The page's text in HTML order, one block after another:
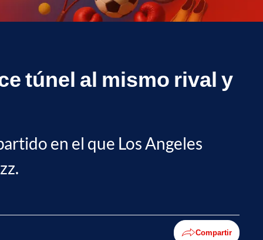
túnel al mismo rival y
en el que Los Angeles
Compartir